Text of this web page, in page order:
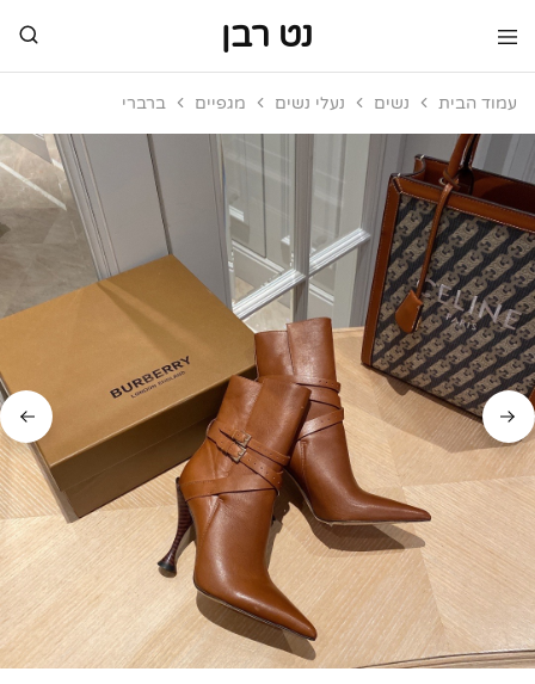
נט רבן
נט
מותגי
מותגי
עמוד הבית נשים נעלי נשים מגפיים ברברי